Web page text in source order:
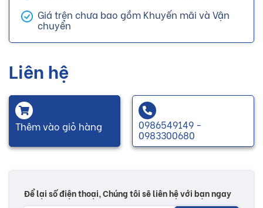
Giá trên chưa bao gồm Khuyến mãi và Vận
chuyển
Liên hệ
Thêm vào giỏ hàng 0986549149 -
0983300680
Để lại số điện thoại, Chúng tôi sẽ liên hệ với bạn ngay